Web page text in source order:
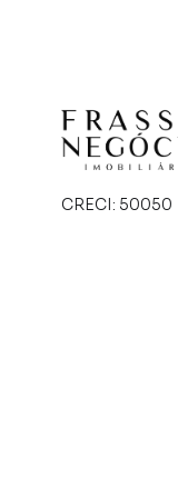
CRECI: 50050